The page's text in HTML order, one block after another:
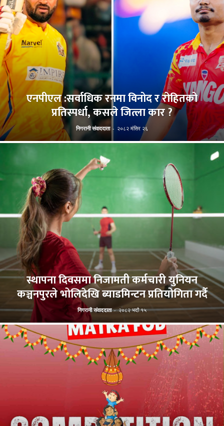
एनपीएल :सर्वाधिक रनमा विनोद र रोहितको
प्रतिस्पर्धा, कसले जित्ला कार ?
निगरानी संवाददाता - २०८२ मंसिर २६
स्थापना दिवसमा निजामती कर्मचारी युनियन
कञ्चनपुरले भोलिदेखि ब्याडमिन्टन प्रतियोगिता गर्दै
निगरानी संवाददाता - २०८२ भदौ १५